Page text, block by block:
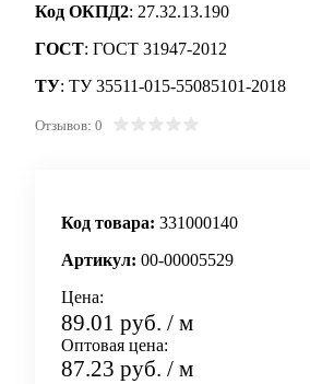
Код ОКПД2: 27.32.13.190
ГОСТ: ГОСТ 31947-2012
ТУ: ТУ 35511-015-55085101-2018
Отзывов: 0
Код товара: 331000140
Артикул: 00-00005529
Цена:
89.01 руб. / м
Оптовая цена:
87.23 руб. / м